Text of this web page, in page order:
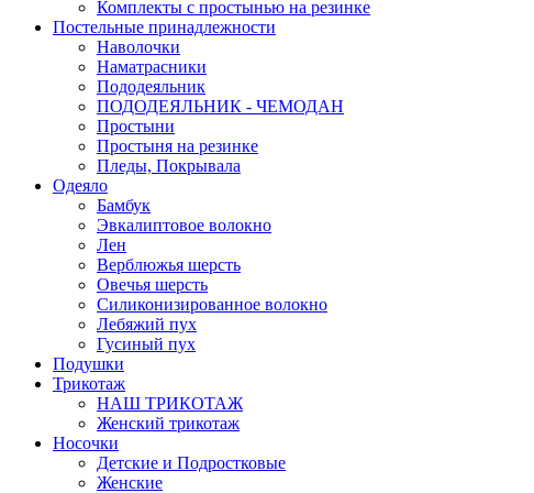
Комплекты с простынью на резинке
Постельные принадлежности
Наволочки
Наматрасники
Пододеяльник
ПОДОДЕЯЛЬНИК - ЧЕМОДАН
Простыни
Простыня на резинке
Пледы, Покрывала
Одеяло
Бамбук
Эвкалиптовое волокно
Лен
Верблюжья шерсть
Овечья шерсть
Силиконизированное волокно
Лебяжий пух
Гусиный пух
Подушки
Трикотаж
НАШ ТРИКОТАЖ
Женский трикотаж
Носочки
Детские и Подростковые
Женские